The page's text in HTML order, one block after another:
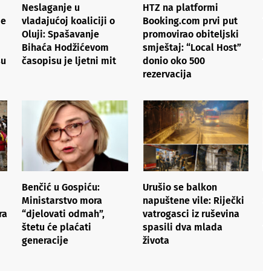
Neslaganje u
vladajućoj koaliciji o
Oluji: Spašavanje
Bihaća Hodžićevom
časopisu je ljetni mit
HTZ na platformi
Booking.com prvi put
promovirao obiteljski
smještaj: “Local Host”
donio oko 500
rezervacija
Benčić u Gospiću:
Ministarstvo mora
“djelovati odmah”,
štetu će plaćati
generacije
Urušio se balkon
napuštene vile: Riječki
vatrogasci iz ruševina
spasili dva mlada
života